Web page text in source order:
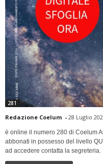
281
Redazione Coelum - 28 Luglio
è online il numero 280 di Coelum
abbonati in possesso del livello
ad accedere contatta la segreteria.